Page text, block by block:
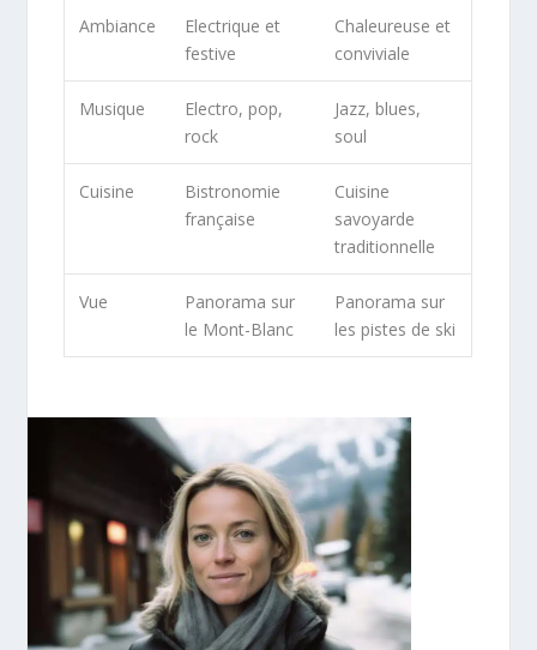
Ambiance
Electrique et
festive
Chaleureuse et
conviviale
Musique
Electro, pop,
rock
Jazz, blues,
soul
Cuisine
Bistronomie
française
Cuisine
savoyarde
traditionnelle
Vue
Panorama sur
le Mont-Blanc
Panorama sur
les pistes de ski